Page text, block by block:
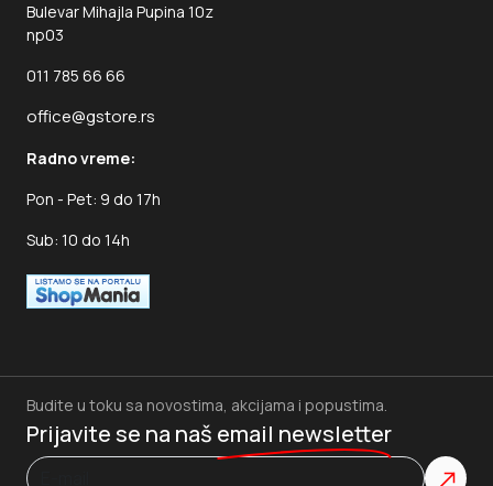
Bulevar Mihajla Pupina 10z
np03
011 785 66 66
office@gstore.rs
Radno vreme:
Pon - Pet: 9 do 17h
Sub: 10 do 14h
Budite u toku sa novostima, akcijama i popustima.
Prijavite se na naš email newsletter